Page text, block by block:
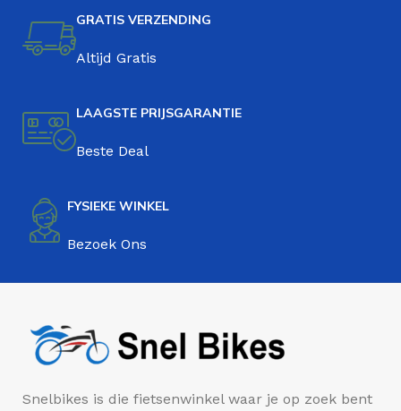
GRATIS VERZENDING
Altijd Gratis
LAAGSTE PRIJSGARANTIE
Beste Deal
FYSIEKE WINKEL
Bezoek Ons
Snelbikes is die fietsenwinkel waar je op zoek bent